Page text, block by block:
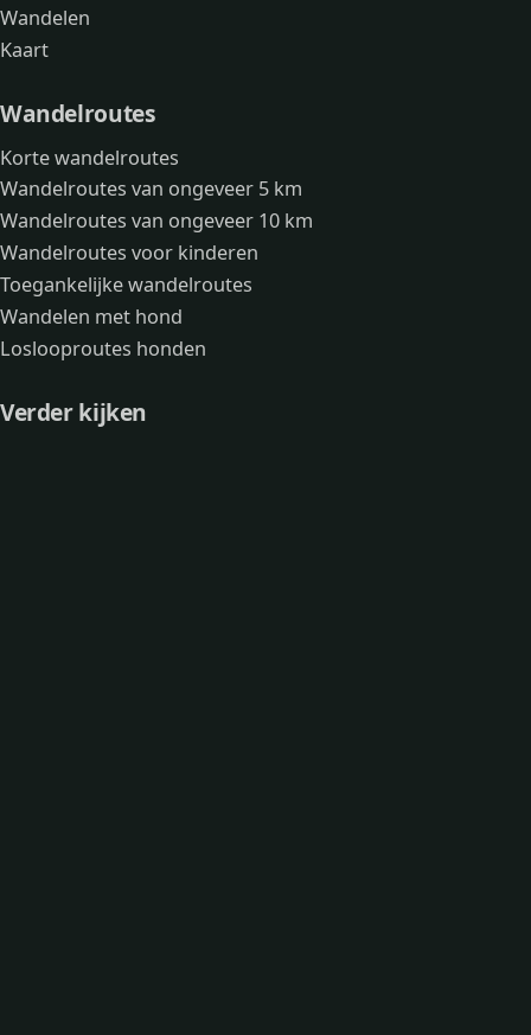
Wandelen
Kaart
Wandelroutes
Korte wandelroutes
Wandelroutes van ongeveer 5 km
Wandelroutes van ongeveer 10 km
Wandelroutes voor kinderen
Toegankelijke wandelroutes
Wandelen met hond
Loslooproutes honden
Verder kijken